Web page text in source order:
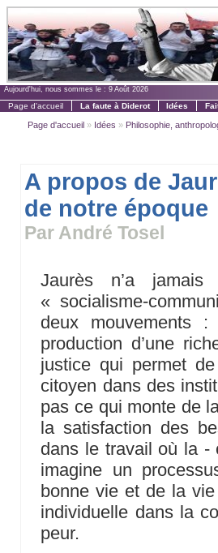
Aujourd'hui, nous sommes le : 9 Août 2026
Page d'accueil La faute à Diderot Idées
Page d'accueil » Idées » Philosophie,
A propos de
de notre époque
Par André Tosel
Jaurès n’a
« socialisme-
deux mouvements :
production d’une
justice qui permet
citoyen dans des
pas ce qui monte de
la satisfaction des
dans le travail où la -
imagine un
bonne vie et de la
individuelle dans la
peur.